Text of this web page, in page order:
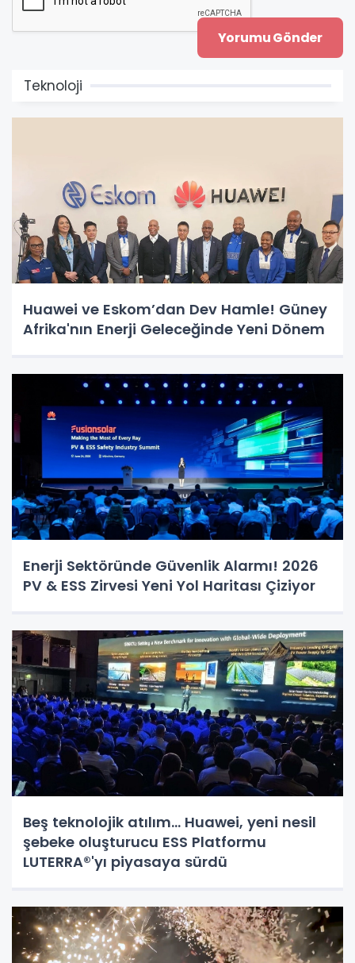
Teknoloji
Huawei ve Eskom’dan Dev Hamle! Güney
Afrika'nın Enerji Geleceğinde Yeni Dönem
Enerji Sektöründe Güvenlik Alarmı! 2026
PV & ESS Zirvesi Yeni Yol Haritası Çiziyor
Beş teknolojik atılım... Huawei, yeni nesil
şebeke oluşturucu ESS Platformu
LUTERRA®'yı piyasaya sürdü